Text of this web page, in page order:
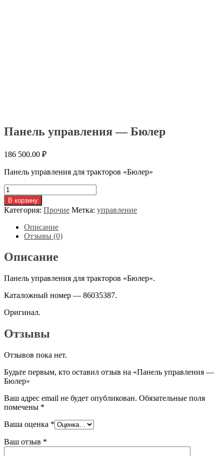
Панель управления — Бюлер
186 500.00 ₽
Панель управления для тракторов «Бюлер»
Количество
товара
Панель
управления
Бюлер
В корзину
Категория: Прочие Метка: управление
Описание
Отзывы (0)
Описание
Панель управления для тракторов «Бюлер».
Каталожный номер — 86035387.
Оригинал.
Отзывы
Отзывов пока нет.
Будьте первым, кто оставил отзыв на «Панель управления —
Бюлер»
Ваш адрес email не будет опубликован. Обязательные поля
помечены *
Ваша оценка *
Ваш отзыв *